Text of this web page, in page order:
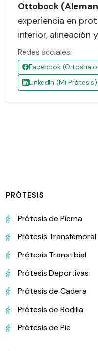
Ottobock
experiencia en
inferior, alineación
Redes sociales:
Facebook
LinkedIn (Mi Prótesis)
PRÓTESIS
Prótesis de Pierna
Prótesis Transfemoral
Prótesis Transtibial
Prótesis Deportivas
Prótesis de Cadera
Prótesis de Rodilla
Prótesis de Pie